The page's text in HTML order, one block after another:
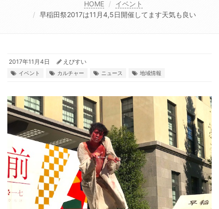
HOME
イベント
早稲田祭2017は11月4,5日開催してます天気も良い
2017年11月4日 えびすい
イベント カルチャー ニュース 地域情報